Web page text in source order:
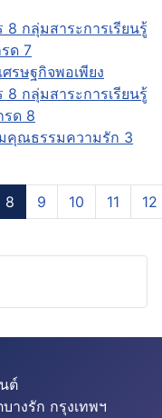
กลุ่มสาระการเรียนรู้
ด 7
รษฐกิจพอเพียง
กลุ่มสาระการเรียนรู้
รด 8
มคุณธรรมความรัก 3
หน้า 8 จาก 28
8 9 10 11 12
ต์
างรัก กรุงเทพฯ